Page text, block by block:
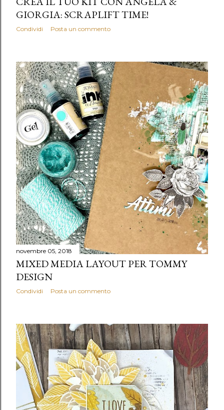
GIORGIA: SCRAPLIFT TIME!
Condividi Posta un commento
novembre 05, 2018
MIXED MEDIA LAYOUT PER TOMMY
DESIGN
Condividi Posta un commento